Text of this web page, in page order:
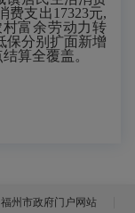
费支出17323元,
村富余劳动力转
保分别扩面新增
算全覆盖。
福州市政府门户网站